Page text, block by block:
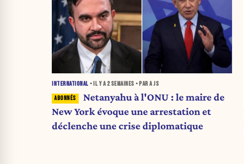
INTERNATIONAL • IL Y A2 SEMAINES • PAR A JS
Netanyahu à l'ONU : le maire de
New York évoque une arrestation et
déclenche une crise diplomatique